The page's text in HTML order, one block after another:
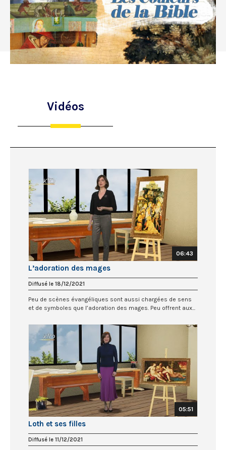
Vidéos
06:43
L’adoration des mages
Diffusé le 18/12/2021
Peu de scènes évangéliques sont aussi chargées de sens
et de symboles que l’adoration des mages. Peu offrent aux...
05:51
Loth et ses filles
Diffusé le 11/12/2021